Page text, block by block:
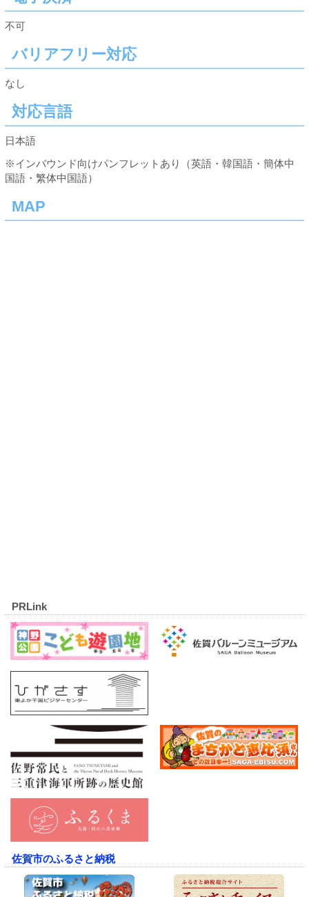
不可
バリアフリー対応
なし
対応言語
日本語
※インバウンド向けパンフレットあり（英語・韓国語・簡体中
国語・繁体中国語）
MAP
PRLink
佐賀市のふるさと納税